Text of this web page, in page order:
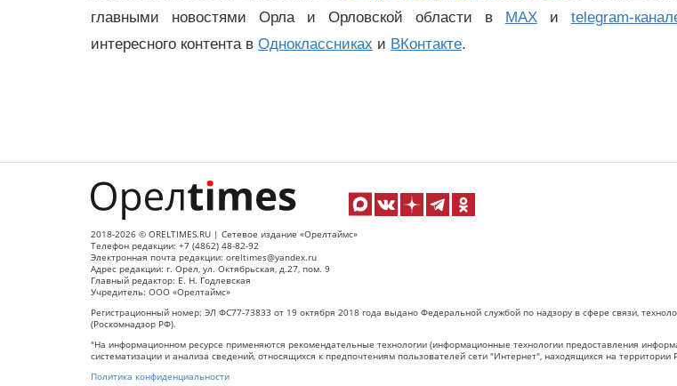
главными новостями Орла и Орловской области в MAXи telegram-
интересного контента в Одноклассниках и ВКонтакте.
2018-2026 © ORELTIMES.RU | Сетевое издание «Орелтаймс»
Телефон редакции: +7 (4862) 48-82-92
Электронная почта редакции: oreltimes@yandex.ru
Адрес редакции: г. Орел, ул. Октябрьская, д.27, пом. 9
Главный редактор: Е. Н. Годлевская
Учредитель: ООО «Орелтаймс»
Регистрационный номер: ЭЛ ФС77-73833 от 19 октября 2018 года выдано Федеральной службой по надзору в сфере связи,
(Роскомнадзор РФ).
"На информационном ресурсе применяются рекомендательные технологии (информационные технологии предоставления
систематизации и анализа сведений, относящихся к предпочтениям пользователей сети "Интернет", находящихся на территории
Политика конфиденциальности